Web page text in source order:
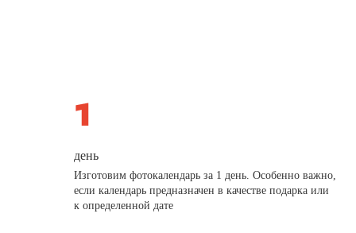
день
Изготовим фотокалендарь за 1 день. Особенно важно,
если календарь предназначен в качестве подарка или
к определенной дате